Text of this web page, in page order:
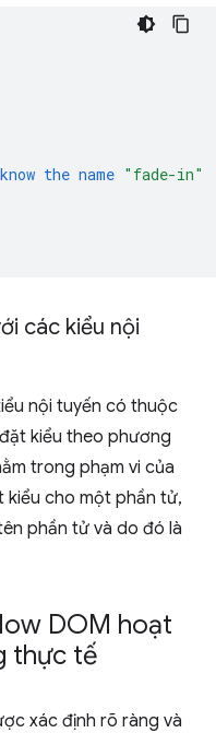
know the name "fade-in"
các kiểu nội
nội tuyến có thuộc
kiểu theo phương
trong phạm vi của
kiểu cho một phần tử,
phần tử và do đó là
DOM hoạt
thực tế
xác định rõ ràng và